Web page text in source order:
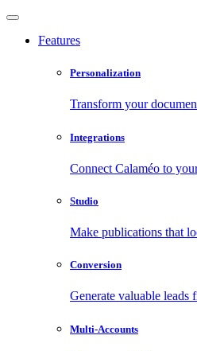
Features
Personalization
Transform your
Integrations
Connect Calaméo to
Studio
Make publications that
Conversion
Generate valuable
Multi-Accounts